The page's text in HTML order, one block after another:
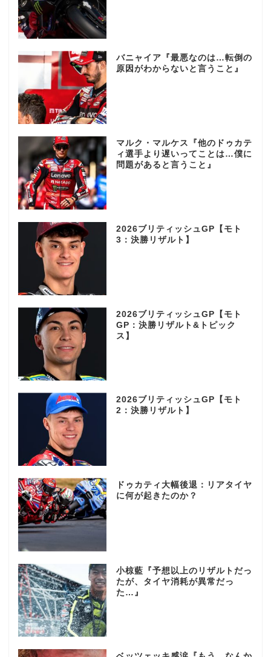
バニャイア『最悪なのは…転倒の
原因がわからないと言うこと』
マルク・マルケス『他のドゥカテ
ィ選手より遅いってことは…僕に
問題があると言うこと』
2026ブリティッシュGP【モト
3：決勝リザルト】
2026ブリティッシュGP【モト
GP：決勝リザルト&トピック
ス】
2026ブリティッシュGP【モト
2：決勝リザルト】
ドゥカティ大幅後退：リアタイヤ
に何が起きたのか？
小椋藍『予想以上のリザルトだっ
たが、タイヤ消耗が異常だっ
た…』